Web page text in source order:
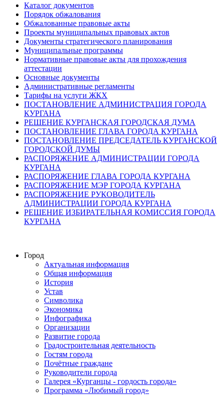
Каталог документов
Порядок обжалования
Обжалованные правовые акты
Проекты муниципальных правовых актов
Документы стратегического планирования
Муниципальные программы
Нормативные правовые акты для прохождения
аттестации
Основные документы
Административные регламенты
Тарифы на услуги ЖКХ
ПОСТАНОВЛЕНИЕ АДМИНИСТРАЦИЯ ГОРОДА
КУРГАНА
РЕШЕНИЕ КУРГАНСКАЯ ГОРОДСКАЯ ДУМА
ПОСТАНОВЛЕНИЕ ГЛАВА ГОРОДА КУРГАНА
ПОСТАНОВЛЕНИЕ ПРЕДСЕДАТЕЛЬ КУРГАНСКОЙ
ГОРОДСКОЙ ДУМЫ
РАСПОРЯЖЕНИЕ АДМИНИСТРАЦИИ ГОРОДА
КУРГАНА
РАСПОРЯЖЕНИЕ ГЛАВА ГОРОДА КУРГАНА
РАСПОРЯЖЕНИЕ МЭР ГОРОДА КУРГАНА
РАСПОРЯЖЕНИЕ РУКОВОДИТЕЛЬ
АДМИНИСТРАЦИИ ГОРОДА КУРГАНА
РЕШЕНИЕ ИЗБИРАТЕЛЬНАЯ КОМИССИЯ ГОРОДА
КУРГАНА
Город
Актуальная информация
Общая информация
История
Устав
Символика
Экономика
Инфографика
Организации
Развитие города
Градостроительная деятельность
Гостям города
Почётные граждане
Руководители города
Галерея «Курганцы - гордость города»
Программа «Любимый город»